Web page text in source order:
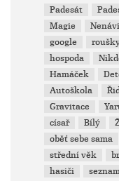
Padesát
Magie
google
hospoda
Hamáček
Autoškola
Gravitace
císař
Bílý
oběť sebe sama
střední věk
hasiči